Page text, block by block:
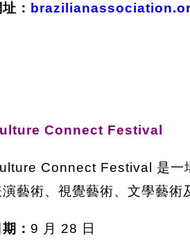
：
Connect Festival
Connect Festival 是一
演藝術、視覺藝術、文學藝術
期： 9 月 28 日